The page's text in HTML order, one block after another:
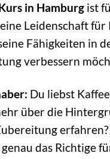
in Hamburg ist
Leidenschaft für
Fähigkeiten in
verbessern
Du liebst
über die
das Richtige